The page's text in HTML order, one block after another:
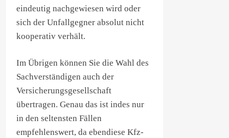
eindeutig nachgewiesen wird oder
sich der Unfallgegner absolut nicht
kooperativ verhält.
Im Übrigen können Sie die Wahl des
Sachverständigen auch der
Versicherungsgesellschaft
übertragen. Genau das ist indes nur
in den seltensten Fällen
empfehlenswert, da ebendiese Kfz-